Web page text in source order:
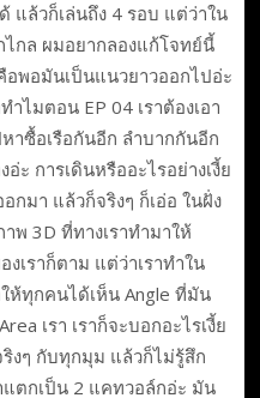
แล้วก็เล่นถึง 4 รอบ แต่ว่าใน
ไกล ผมอยากลองแก้โจทย์นี้
พอมันเป็นแนวยาวออกไปอ่ะ
ไมตอน EP 04 เราต้องเอา
หาซื้อเรือกันอีก ลำบากกันอีก
ะ การเดินหรืออะไรอย่างเงี้ย
กมา แล้วก็จริงๆ ก็เอ่อ ในฝั่ง
พ 3D ที่ทางเราทำมาให้
เราก็ตาม แต่ว่าเราทำใน
ให้ทุกคนได้เห็น Angle ที่มัน
เรา เราก็จะบอกอะไรเงี้ย
งๆ กับทุกมุม แล้วก็ไม่รู้สึก
แตกเป็น 2 แคทวอล์กอ่ะ มัน